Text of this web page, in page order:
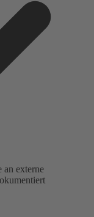
an externe